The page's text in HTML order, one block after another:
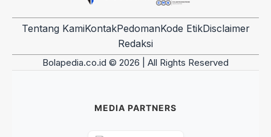
Tentang KamiKontakPedomanKode EtikDisclaimer
Redaksi
Bolapedia.co.id © 2026 | All Rights Reserved
MEDIA PARTNERS